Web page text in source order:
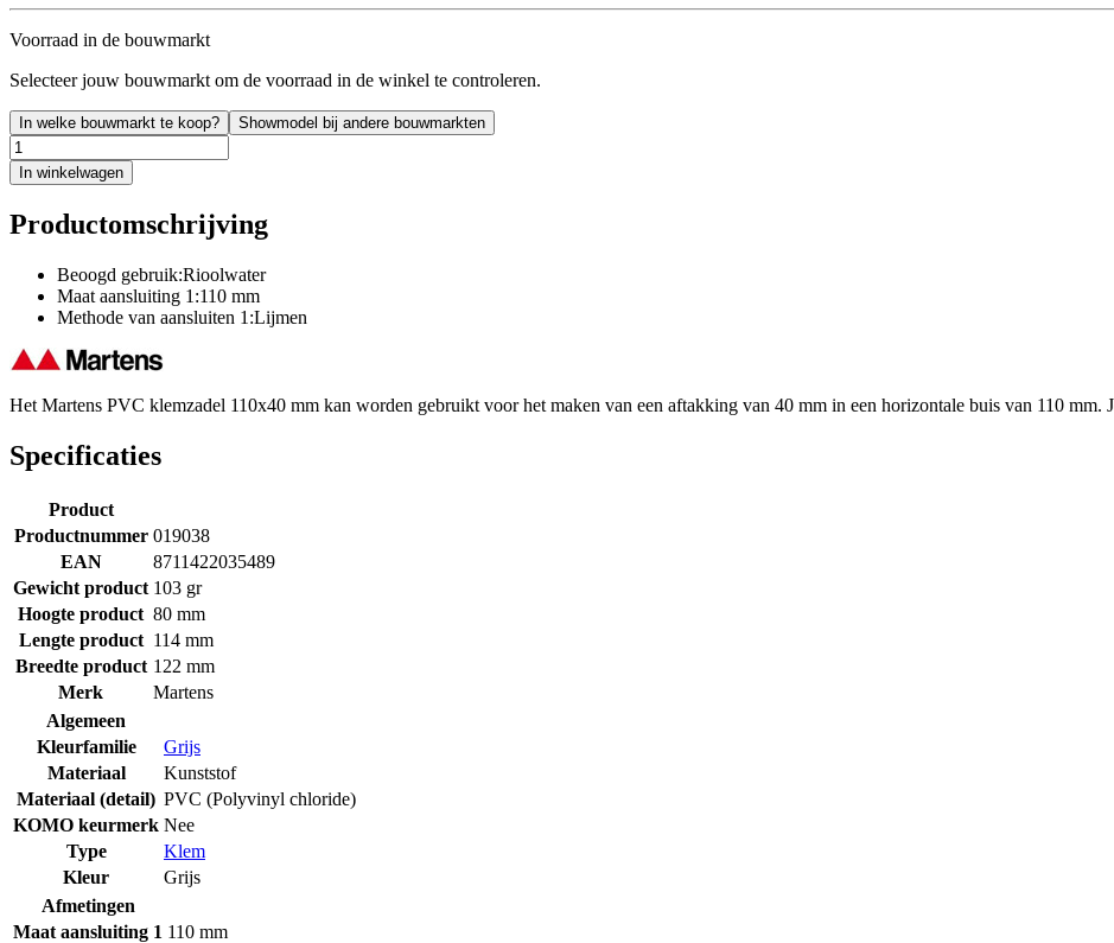
Voorraad in de bouwmarkt
Selecteer jouw bouwmarkt om de voorraad in de winkel te controleren.
In welke bouwmarkt te koop? Showmodel bij andere bouwmarkten
In winkelwagen
Productomschrijving
Beoogd gebruik:Rioolwater
Maat aansluiting 1:110 mm
Methode van aansluiten 1:Lijmen
Het Martens PVC klemzadel 110x40 mm kan worden gebruikt voor het maken van een aftakking van 40 mm in een horizontale buis van 110 mm.
Specificaties
Product
Productnummer 019038
EAN
8711422035489
Gewicht product 103 gr
Hoogte product 80 mm
Lengte product 114 mm
Breedte product 122 mm
Merk
Martens
Algemeen
Kleurfamilie
Grijs
Materiaal
Kunststof
Materiaal (detail) PVC (Polyvinyl chloride)
KOMO keurmerk Nee
Type
Klem
Kleur
Grijs
Afmetingen
Maat aansluiting 1 110 mm